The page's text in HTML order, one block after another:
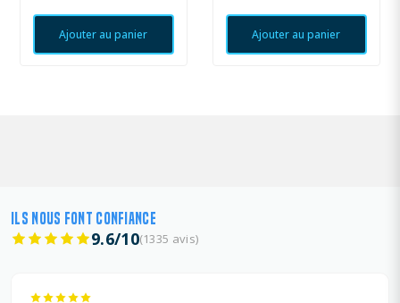
Ajouter au panier Ajouter au panier
ILS NOUS FONT CONFIANCE
9.6/10(1335 avis)